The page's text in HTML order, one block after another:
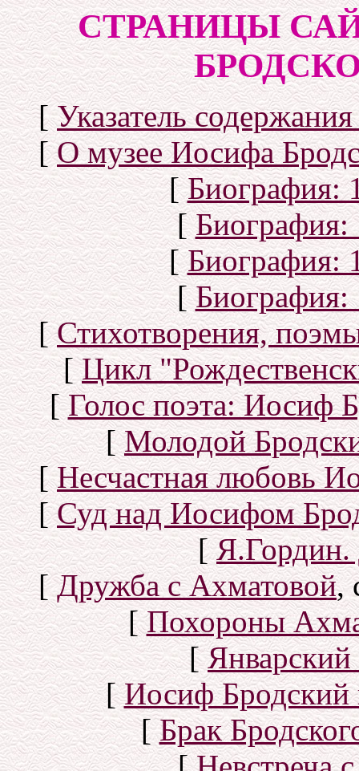
СТРАНИЦЫ
[Указатель
[О музее Иосифа
[Биография:
[Биография:
[Биография:
[Биография:
[Стихотворения,
[Цикл
[Голос поэта: Иосиф
[Молодой
[Несчастная любовь
[Суд над Иосифом
[Я.Гордин.
[Дружба с Ахматовой,
[Похороны
[Январский
[Иосиф Бродский
[Брак